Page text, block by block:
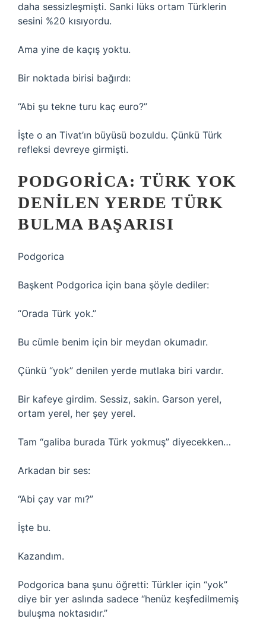
daha sessizleşmişti. Sanki lüks ortam Türklerin
sesini %20 kısıyordu.
Ama yine de kaçış yoktu.
Bir noktada birisi bağırdı:
“Abi şu tekne turu kaç euro?”
İşte o an Tivat’ın büyüsü bozuldu. Çünkü Türk
refleksi devreye girmişti.
PODGORICA: TÜRK YOK
DENILEN YERDE TÜRK
BULMA BAŞARISI
Podgorica
Başkent Podgorica için bana şöyle dediler:
“Orada Türk yok.”
Bu cümle benim için bir meydan okumadır.
Çünkü “yok” denilen yerde mutlaka biri vardır.
Bir kafeye girdim. Sessiz, sakin. Garson yerel,
ortam yerel, her şey yerel.
Tam “galiba burada Türk yokmuş” diyecekken…
Arkadan bir ses:
“Abi çay var mı?”
İşte bu.
Kazandım.
Podgorica bana şunu öğretti: Türkler için “yok”
diye bir yer aslında sadece “henüz keşfedilmemiş
buluşma noktasıdır.”